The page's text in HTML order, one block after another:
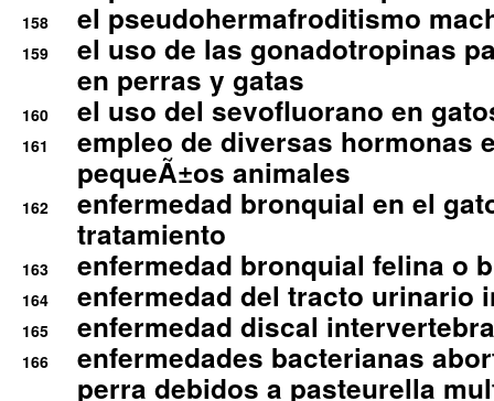
158 el pseudohermafroditismo
159
el uso de las gonadotropinas
en perras y gatas
160 el uso del sevofluorano en
161
empleo de diversas hormonas
pequeÃ±os animales
162
enfermedad bronquial en el
tratamiento
163 enfermedad bronquial felina o
164 enfermedad del tracto urinario
165 enfermedad discal
166
enfermedades bacterianas
perra debidos a pasteurella